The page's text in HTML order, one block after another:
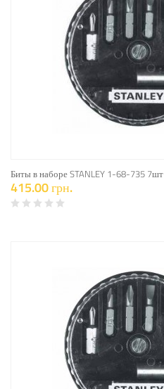
Биты в наборе STANLEY 1-68-735 7шт
415.00 грн.